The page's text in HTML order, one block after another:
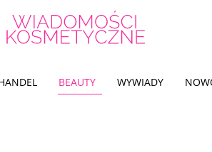
BEAUTY WYWIADY